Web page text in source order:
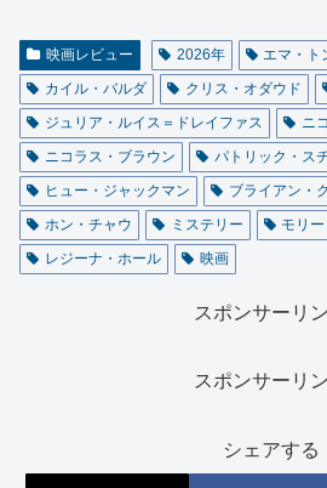
映画レビュー 2026年
エマ・ト
カイル・バルダ
クリス・オダウド
ジュリア・ルイス＝ドレイファス
ニ
ニコラス・ブラウン
パトリック・ス
ヒュー・ジャックマン
ブライアン・
ホン・チャウ
ミステリー
モリ
レジーナ・ホール
映画
スポンサーリ
スポンサーリ
シェアする